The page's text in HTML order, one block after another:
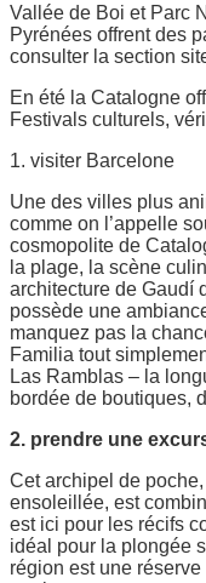
Vallée de Boi et Parc
Pyrénées offrent des
consulter la section
En été la Catalogne
Festivals culturels,
1. visiter Barcelone
Une des villes plus
comme on l’appelle
cosmopolite de
la plage, la scène
architecture de Gaudí
possède une
manquez pas la
Familia tout
Las Ramblas – la
bordée de boutiques,
2. prendre une
Cet archipel de
ensoleillée, est
est ici pour les récifs
idéal pour la plongée
région est une